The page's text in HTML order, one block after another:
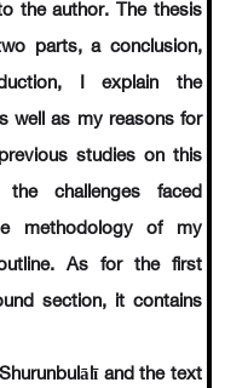
the author. The thesis
parts, a conclusion,
I explain the
well as my reasons for
studies on this
challenges faced
methodology of my
As for the first
section, it contains
and the text